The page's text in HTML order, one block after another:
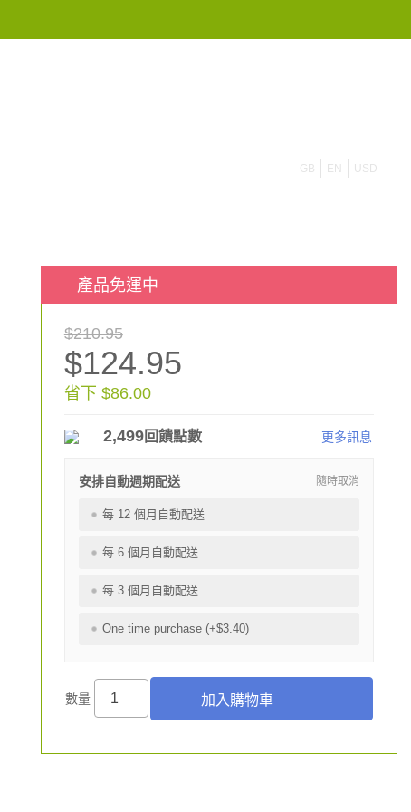
GB EN USD
產品免運中
$210.95
$124.95
省下 $86.00
2,499回饋點數 更多訊息
隨時取消
安排自動週期配送
每 12 個月自動配送
每 6 個月自動配送
每 3 個月自動配送
One time purchase (+$3.40)
數量